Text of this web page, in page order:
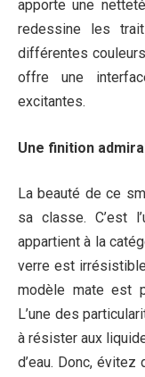
apporte une
redessine les
différentes
offre une
excitantes.
Une finition
La beauté de ce
sa classe. C’est
appartient à la
verre est
modèle mate est
L’une des
à résister aux
d’eau. Donc, évitez